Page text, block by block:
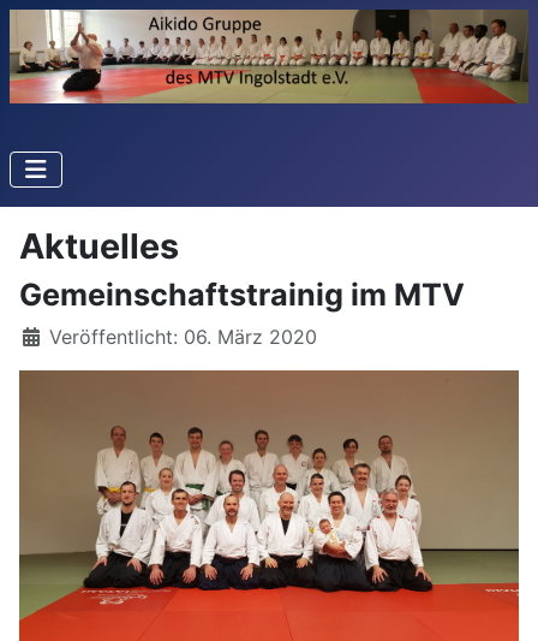
Aktuelles
Gemeinschaftstrainig im MTV
Details
Veröffentlicht: 06. März 2020